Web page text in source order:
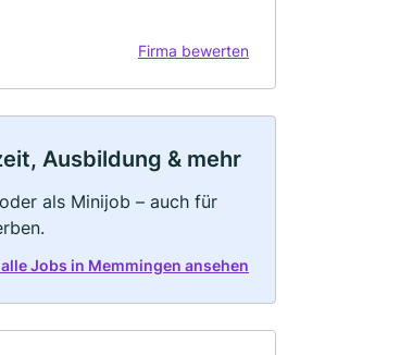
Firma bewerten
Ausbildung & mehr
als Minijob – auch für
Jobs in Memmingen ansehen